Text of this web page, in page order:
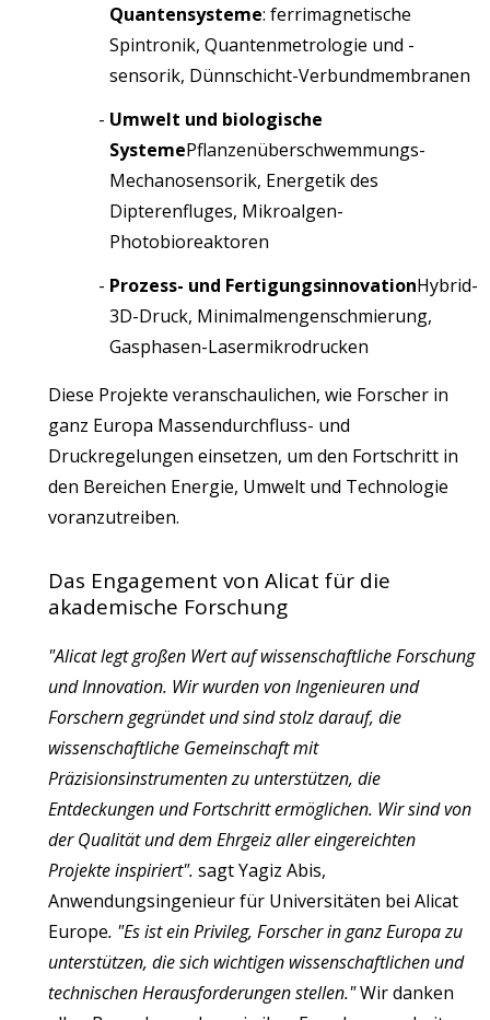
Quantensysteme: ferrimagnetische
Spintronik, Quantenmetrologie und -
sensorik, Dünnschicht-Verbundmembranen
Umwelt und biologische
SystemePflanzenüberschwemmungs-
Mechanosensorik, Energetik des
Dipterenfluges, Mikroalgen-
Photobioreaktoren
Prozess- und FertigungsinnovationHybrid-
3D-Druck, Minimalmengenschmierung,
Gasphasen-Lasermikrodrucken
Diese Projekte veranschaulichen, wie Forscher in
ganz Europa Massendurchfluss- und
Druckregelungen einsetzen, um den Fortschritt in
den Bereichen Energie, Umwelt und Technologie
voranzutreiben.
Das Engagement von Alicat für die
akademische Forschung
"Alicat legt großen Wert auf wissenschaftliche Forschung
und Innovation. Wir wurden von Ingenieuren und
Forschern gegründet und sind stolz darauf, die
wissenschaftliche Gemeinschaft mit
Präzisionsinstrumenten zu unterstützen, die
Entdeckungen und Fortschritt ermöglichen. Wir sind von
der Qualität und dem Ehrgeiz aller eingereichten
Projekte inspiriert". sagt Yagiz Abis,
Anwendungsingenieur für Universitäten bei Alicat
Europe. "Es ist ein Privileg, Forscher in ganz Europa zu
unterstützen, die sich wichtigen wissenschaftlichen und
technischen Herausforderungen stellen."Wir danken